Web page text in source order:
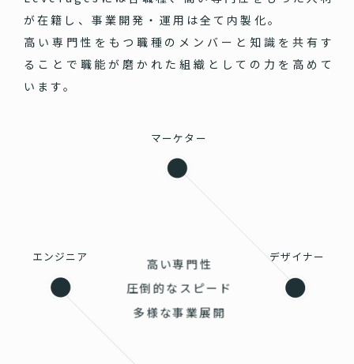
マーケター
デザイナー
エンジニア
高い専門性
圧倒的なスピード
多様な事業展開
が在籍し、事業開発・運用は全て内製化。
高い専門性をもつ職種のメンバーと知識を共有す
ることで職能が磨かれた組織としての力を高めて
います。